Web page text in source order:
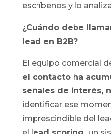
escríbenos y lo
¿Cuándo debe
lead en B2B?
El equipo comercial
el contacto ha
señales de interés,
identificar ese
imprescindible del